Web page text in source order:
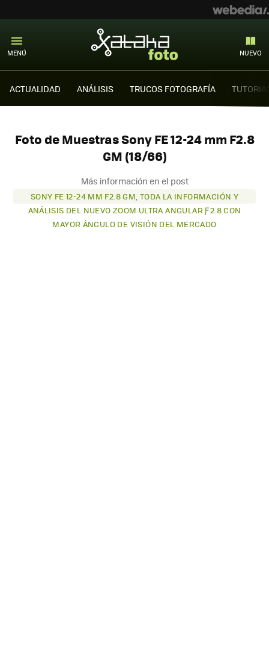
MENÚ NUEVO
ACTUALIDAD ANÁLISIS TRUCOS FOTOGRAFÍA
Foto de Muestras Sony FE 12-24 mm F2.8
GM (18/66)
Más información en el post
SONY FE 12-24 MM F2.8 GM, TODA LA INFORMACIÓN Y
ANÁLISIS DEL NUEVO ZOOM ULTRA ANGULAR Ƒ2.8 CON
MAYOR ÁNGULO DE VISIÓN DEL MERCADO